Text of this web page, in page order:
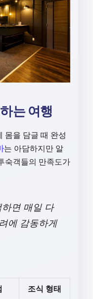
는 여행
몸을 담글 때 완성
는 아담하지만 알
숙객들의 만족도가
면 매일 다
에 감동하게
조식 형태